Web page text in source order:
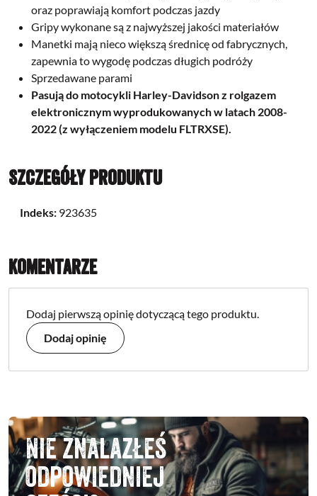
oraz poprawiają komfort podczas jazdy
Gripy wykonane są z najwyższej jakości materiałów
Manetki mają nieco większą średnicę od fabrycznych,
zapewnia to wygodę podczas długich podróży
Sprzedawane parami
Pasują do motocykli Harley-Davidson z rolgazem
elektronicznym wyprodukowanych w latach 2008-
2022 (z wyłączeniem modelu FLTRXSE).
Szczegóły produktu
Indeks: 923635
Komentarze
Dodaj pierwszą opinię dotyczącą tego produktu.
Dodaj opinię
Nie znalazłeś
odpowiedniej